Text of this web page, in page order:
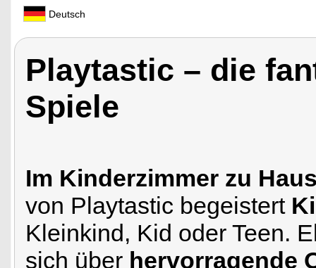
Deutsch
Playtastic – die
Spiele
Im Kinderzimmer zu
von Playtastic begeistert
Kleinkind, Kid oder Teen.
sich über hervorragende